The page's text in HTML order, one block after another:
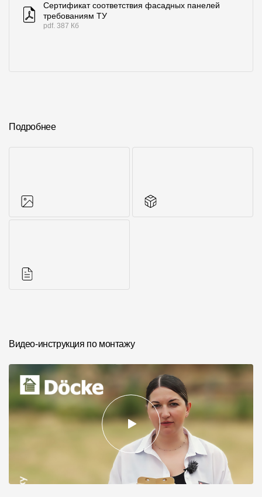
Сертификат соответствия фасадных панелей
требованиям ТУ
pdf. 387 Кб
Подробнее
Видео-инструкция по монтажу